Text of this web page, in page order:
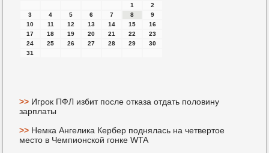
1
2
3
4 5 6 7 8
9
10
11 12 13 14 15
16
17
18 19 20 21 22
23
24
25 26 27 28 29
30
31
>> Игрок ПФЛ избит после отказа отдать половину
зарплаты
>> Немка Ангелика Кербер поднялась на четвертое
место в Чемпионской гонке WTA